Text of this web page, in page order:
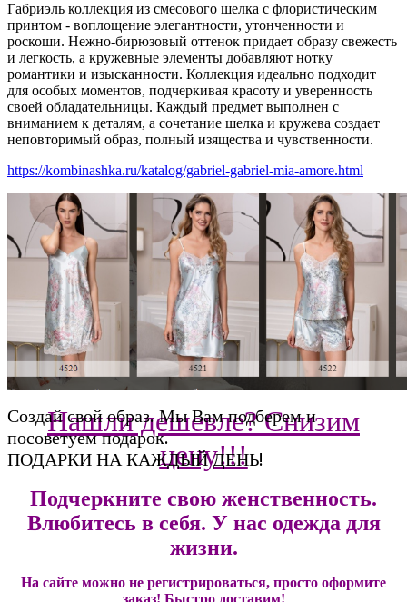
Габриэль коллекция из смесового шелка с флористическим
принтом - воплощение элегантности, утонченности и
роскоши. Нежно-бирюзовый оттенок придает образу свежесть
и легкость, а кружевные элементы добавляют нотку
романтики и изысканности. Коллекция идеально подходит
для особых моментов, подчеркивая красоту и уверенность
своей обладательницы. Каждый предмет выполнен с
вниманием к деталям, а сочетание шелка и кружева создает
неповторимый образ, полный изящества и чувственности.
https://kombinashka.ru/katalog/gabriel-gabriel-mia-amore.html
Создай свой образ. Мы Вам подберем и
посоветуем подарок.
ПОДАРКИ НА КАЖДЫЙ ДЕНЬ!
Нашли дешевле? Снизим
цену!!!
Подчеркните свою женственность.
Влюбитесь в себя. У нас одежда для
жизни.
На сайте можно не регистрироваться, просто оформите
заказ! Быстро доставим!